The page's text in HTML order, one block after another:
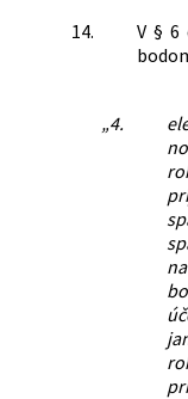
14.
V § 6
„4.